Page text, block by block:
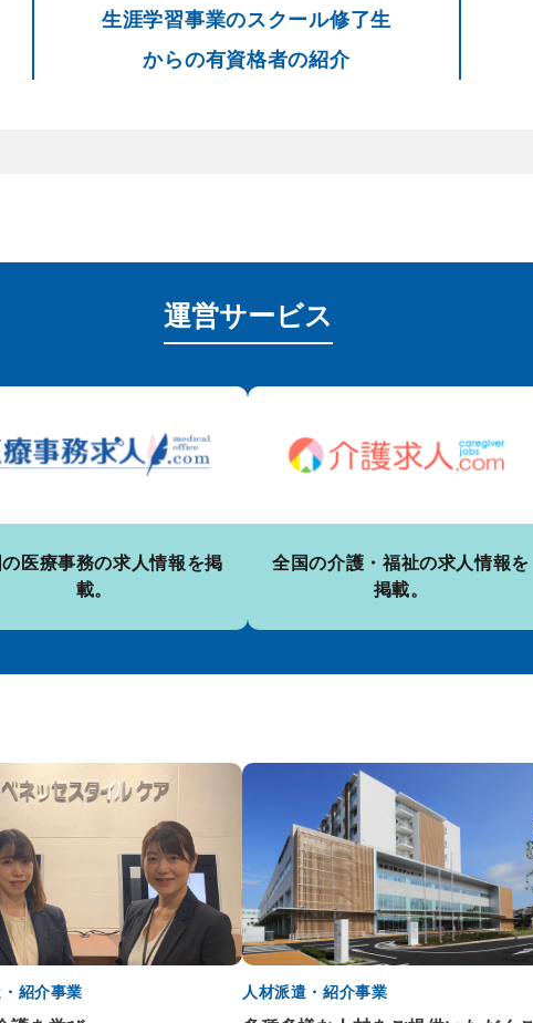
生涯学習事業のスクール修了生
からの有資格者の紹介
運営サービス
医療事務の求人情報を掲
載。
全国の介護・福祉の求人情報を
掲載。
紹介事業 人材派遣・紹介事業